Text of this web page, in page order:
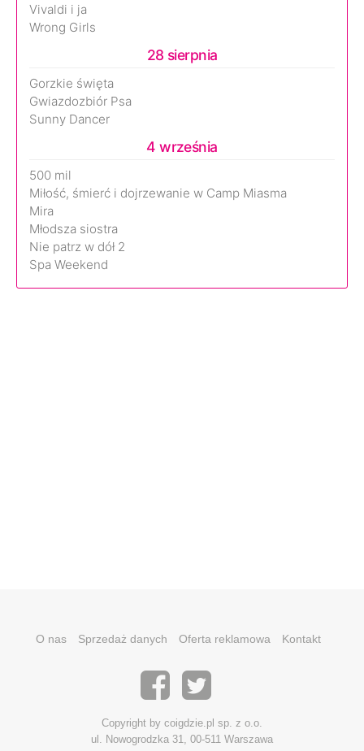
Vivaldi i ja
Wrong Girls
28 sierpnia
Gorzkie święta
Gwiazdozbiór Psa
Sunny Dancer
4 września
500 mil
Miłość, śmierć i dojrzewanie w Camp Miasma
Mira
Młodsza siostra
Nie patrz w dół 2
Spa Weekend
O nas Sprzedaż danych Oferta reklamowa Kontakt
Copyright by coigdzie.pl sp. z o.o.
ul. Nowogrodzka 31, 00-511 Warszawa